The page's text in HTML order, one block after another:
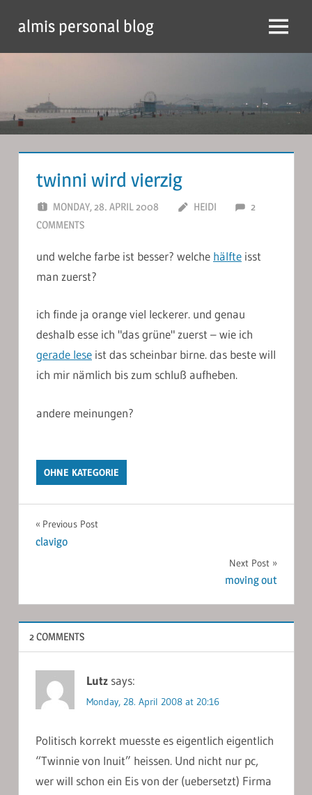
content
almis personal blog Menu
twinni wird vierzig
MONDAY, 28. APRIL 2008 HEIDI
2
COMMENTS
und welche farbe ist besser? welche hälfte isst
man zuerst?
ich finde ja orange viel leckerer. und genau
deshalb esse ich "das grüne" zuerst – wie ich
gerade lese ist das scheinbar birne. das beste will
ich mir nämlich bis zum schluß aufheben.
andere meinungen?
OHNE KATEGORIE
Post
navigation
Previous Post
clavigo
Next Post
moving out
2 COMMENTS
Lutz says:
Monday, 28. April 2008 at 20:16
Politisch korrekt muesste es eigentlich eigentlich
“Twinnie von Inuit” heissen. Und nicht nur pc,
wer will schon ein Eis von der (uebersetzt) Firma